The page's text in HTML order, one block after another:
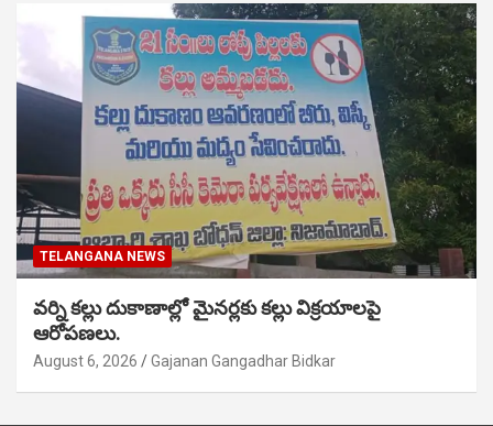
TELANGANA NEWS
వర్ని కల్లు దుకాణాల్లో మైనర్లకు కల్లు విక్రయాలపై
ఆరోపణలు.
August 6, 2026 Gajanan Gangadhar Bidkar